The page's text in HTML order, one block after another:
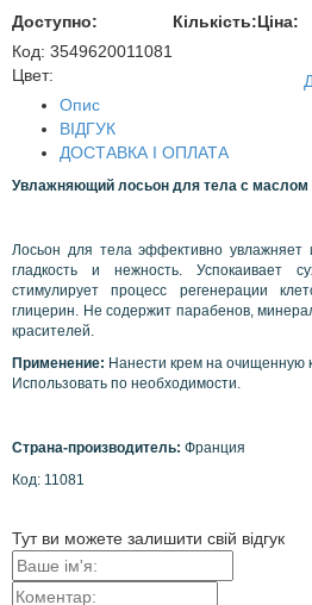
Доступно: Кількість:Ціна:
Код: 3549620011081
Цвет:
Опис
ВІДГУК
ДОСТАВКА І ОПЛАТА
Увлажняющий лосьон для тела с маслом
Лосьон для тела эффективно увлажняет
гладкость и нежность. Успокаивает
стимулирует процесс регенерации
глицерин. Не содержит парабенов,
красителей.
Применение: Нанести крем на
Использовать по необходимости.
Страна-производитель: Франция
Код: 11081
Тут ви можете залишити свій відгук